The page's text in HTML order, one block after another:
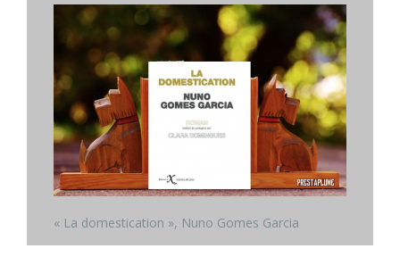
« La domestication », Nuno Gomes Garcia